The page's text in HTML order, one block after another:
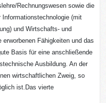
Rechnungswesen sowie die
(mit
und Wirtschafts- und
Fähigkeiten und das
Basis für eine anschließende
Ausbildung. An der
wirtschaftlichen Zweig, so
ist.Das vierte